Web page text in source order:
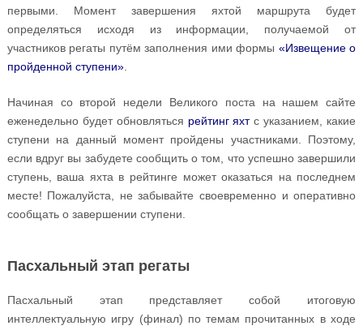
первыми. Момент завершения яхтой маршрута будет
определяться исходя из информации, получаемой от
участников регаты путём заполнения ими формы «Извещение о
пройденной ступени».
Начиная со второй недели Великого поста на нашем сайте
еженедельно будет обновляться рейтинг яхтс указанием, какие
ступени на данный момент пройдены участниками. Поэтому,
если вдруг вы забудете сообщить о том, что успешно завершили
ступень, ваша яхта в рейтинге может оказаться на последнем
месте! Пожалуйста, не забывайте своевременно и оперативно
сообщать о завершении ступени.
Пасхальный этап регаты
Пасхальный этап представляет собой итоговую
интеллектуальную игру (финал) по темам прочитанных в ходе